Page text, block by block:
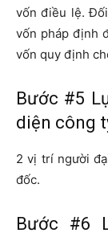
vốn điều lệ.
vốn pháp định
vốn quy định
Bước #5
diện công
2 vị trí người
đốc.
Bước #6